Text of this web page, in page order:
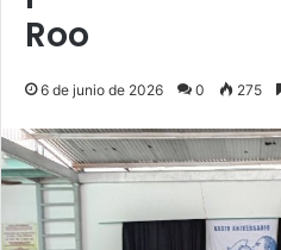
Roo
6 de junio de 2026 0 275